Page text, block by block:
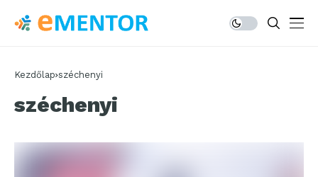
Kezdőlap széchenyi
széchenyi